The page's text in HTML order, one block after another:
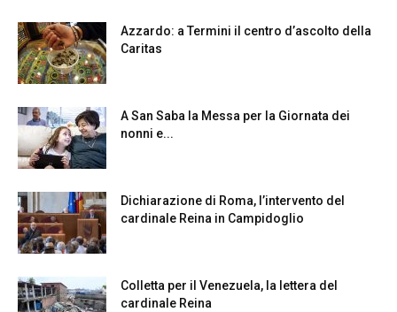
Azzardo: a Termini il centro d’ascolto della
Caritas
A San Saba la Messa per la Giornata dei
nonni e...
Dichiarazione di Roma, l’intervento del
cardinale Reina in Campidoglio
Colletta per il Venezuela, la lettera del
cardinale Reina